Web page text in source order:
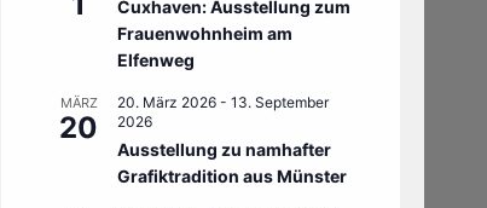
Cuxhaven: Ausstellung zum
Frauenwohnheim am
Elfenweg
MÄRZ
20
20. März 2026 - 13. September
2026
Ausstellung zu namhafter
Grafiktradition aus Münster